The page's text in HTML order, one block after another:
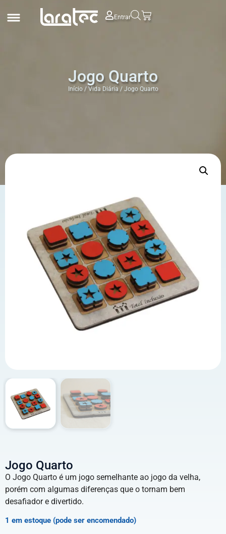
Entrar
Jogo Quarto
Início/ Vida Diária / Jogo Quarto
Jogo Quarto
O Jogo Quarto é um jogo semelhante ao jogo da velha,
porém com algumas diferenças que o tornam bem
desafiador e divertido.
1 em estoque (pode ser encomendado)